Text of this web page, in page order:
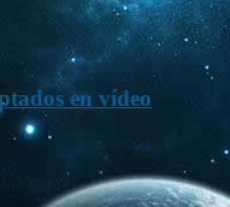
en vídeo